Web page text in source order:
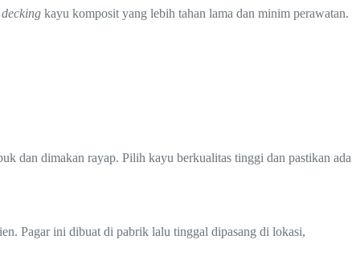
decking kayu komposit yang lebih tahan lama dan minim perawatan.
dan dimakan rayap. Pilih kayu berkualitas tinggi dan pastikan ada
Pagar ini dibuat di pabrik lalu tinggal dipasang di lokasi,